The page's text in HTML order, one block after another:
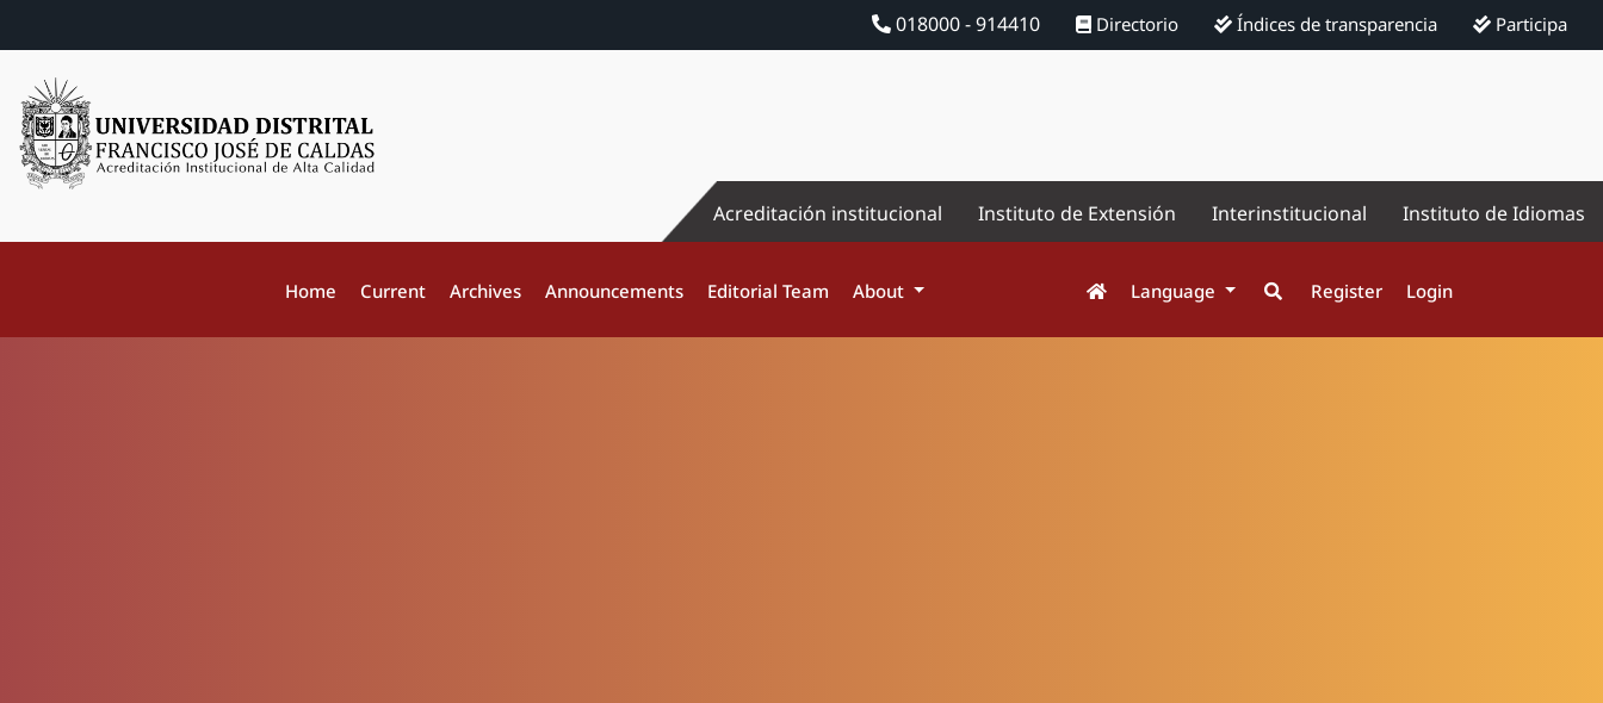
018000 - 914410 Directorio Índices de transparencia Participa
Acreditación institucional Instituto de Extensión Interinstitucional Instituto de Idiomas
Home Current Archives Announcements Editorial Team About Language Register Login